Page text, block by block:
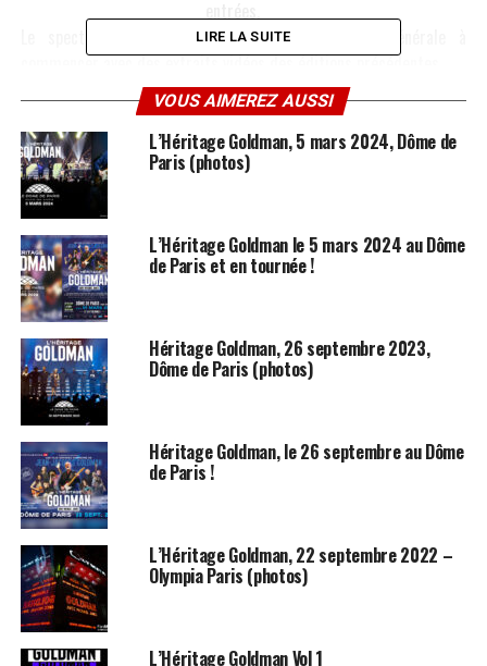
Le spectacle qui était en fait une répétition générale à
commencer avec des extraits vidéos des éditions précédentes.
Etaient présents sur scène pour ce premier soir (21 janvier) : Jean-
Jacques Goldman, Catherine Lara, Patrick Fiori, Michaël Jones,
Bénabar, Maxime Le Forestier, Maurane, Zazie, Laam, Lorie, David
Hallyday, Jenifer, Garou, Claire Keim, Mimie Mathy, Christophe
Maé, Christophe Willem, Tina Arena, Natasha St Pier, Amel Bent,
Liane Foly, Hélène Ségara, Patrick Bruel, Pierre Palmade, Michèle
Laroque, Nolwenn Leroy, Julie Zenatti, Gérard Darmon, Jean-Louis
Aubert, Gérald DePalmas, Alizée, Pascal Obispo, MC Solaar.
Sans oublier les 2 nouveaux Enfoirés pour cette année : Thomas
Dutronc et Renand Luce, ils se sont bien volontier prétés au jeu
des déguisements…
La diffusion du spectacle est programmée le
lendemain de la diffusion seront mis en vente le double album et
le DVD du spectacle.
Pour commander en ligne :
Galerie photos
LIRE LA SUITE
VOUS AIMEREZ AUSSI
L’Héritage Goldman, 5 mars 2024, Dôme de
Paris (photos)
L’Héritage Goldman le 5 mars 2024 au Dôme
de Paris et en tournée !
Héritage Goldman, 26 septembre 2023,
Dôme de Paris (photos)
Héritage Goldman, le 26 septembre au Dôme
de Paris !
L’Héritage Goldman, 22 septembre 2022 –
Olympia Paris (photos)
L’Héritage Goldman Vol 1